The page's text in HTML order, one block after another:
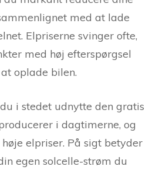
med at lade
Elpriserne svinger ofte,
med høj efterspørgsel
oplade bilen.
i stedet udnytte den gratis
i dagtimerne, og
elpriser. På sigt betyder
egen solcelle-strøm du